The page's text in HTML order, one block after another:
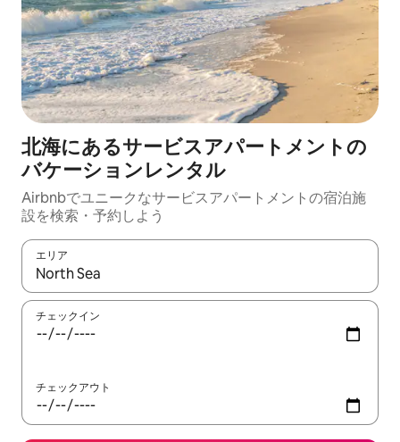
北海にあるサービスアパートメントの
バケーションレンタル
Airbnbでユニークなサービスアパートメントの宿泊施
設を検索・予約しよう
エリア
検索結果が表示されたら、上下の矢印キーを使って移動するか
チェックイン
チェックアウト